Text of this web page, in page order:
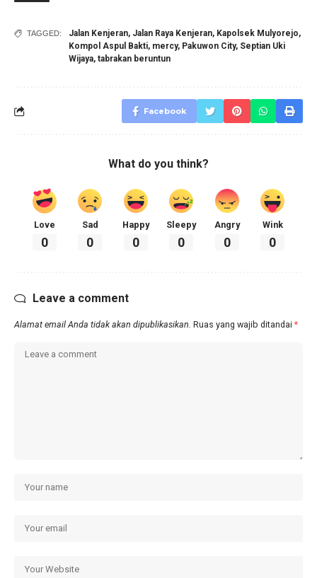
TAGGED: Jalan Kenjeran, Jalan Raya Kenjeran, Kapolsek Mulyorejo,
Kompol Aspul Bakti, mercy, Pakuwon City, Septian Uki
Wijaya, tabrakan beruntun
Facebook
What do you think?
Love
0
Sad
0
Happy
0
Sleepy
0
Angry
0
Wink
0
Leave a comment
Alamat email Anda tidak akan dipublikasikan. Ruas yang wajib ditandai *